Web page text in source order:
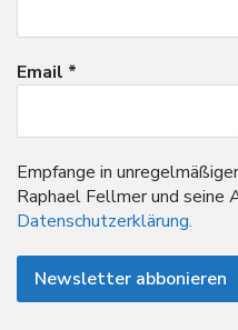
Email *
Empfange in
Raphael Fellmer und seine
Datenschutzerklärung.